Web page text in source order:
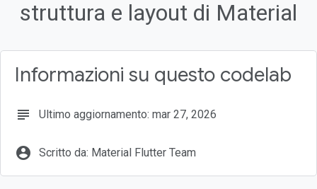
Hai seguito il corso MDC-101?
Partire da zero?
struttura e layout di Material
Informazioni su questo codelab
subject Ultimo aggiornamento: mar 27, 2026
account_circle Scritto da: Material Flutter Team